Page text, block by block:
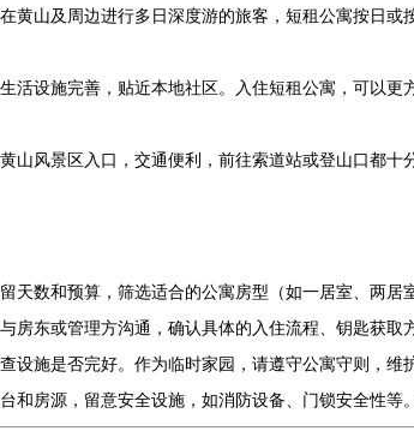
在黄山及周边进行多日深度游的旅客，短租公寓按日
生活设施完善，贴近本地社区。入住短租公寓，可以
黄山风景区入口，交通便利，前往索道站或登山口都
天数和预算，筛选适合的公寓房型（如一居室、两
房东或管理方沟通，确认具体的入住流程、钥匙获
设施是否完好。作为临时家园，请遵守公寓守则，维
和房源，留意安全设施，如消防设备、门锁安全性等